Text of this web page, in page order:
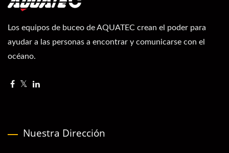
Los equipos de buceo de AQUATEC crean el poder para
ayudar a las personas a encontrar y comunicarse con el
océano.
Nuestra Dirección